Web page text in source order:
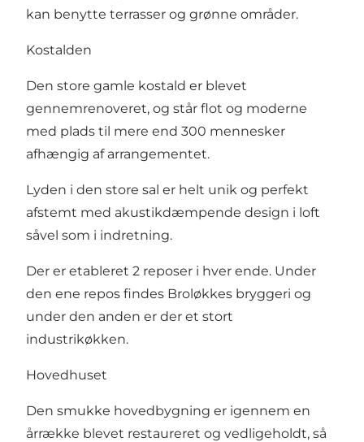
kan benytte terrasser og grønne områder.
Kostalden
Den store gamle kostald er blevet
gennemrenoveret, og står flot og moderne
med plads til mere end 300 mennesker
afhængig af arrangementet.
Lyden i den store sal er helt unik og perfekt
afstemt med akustikdæmpende design i loft
såvel som i indretning.
Der er etableret 2 reposer i hver ende. Under
den ene repos findes Broløkkes bryggeri og
under den anden er der et stort
industrikøkken.
Hovedhuset
Den smukke hovedbygning er igennem en
årrække blevet restaureret og vedligeholdt, så